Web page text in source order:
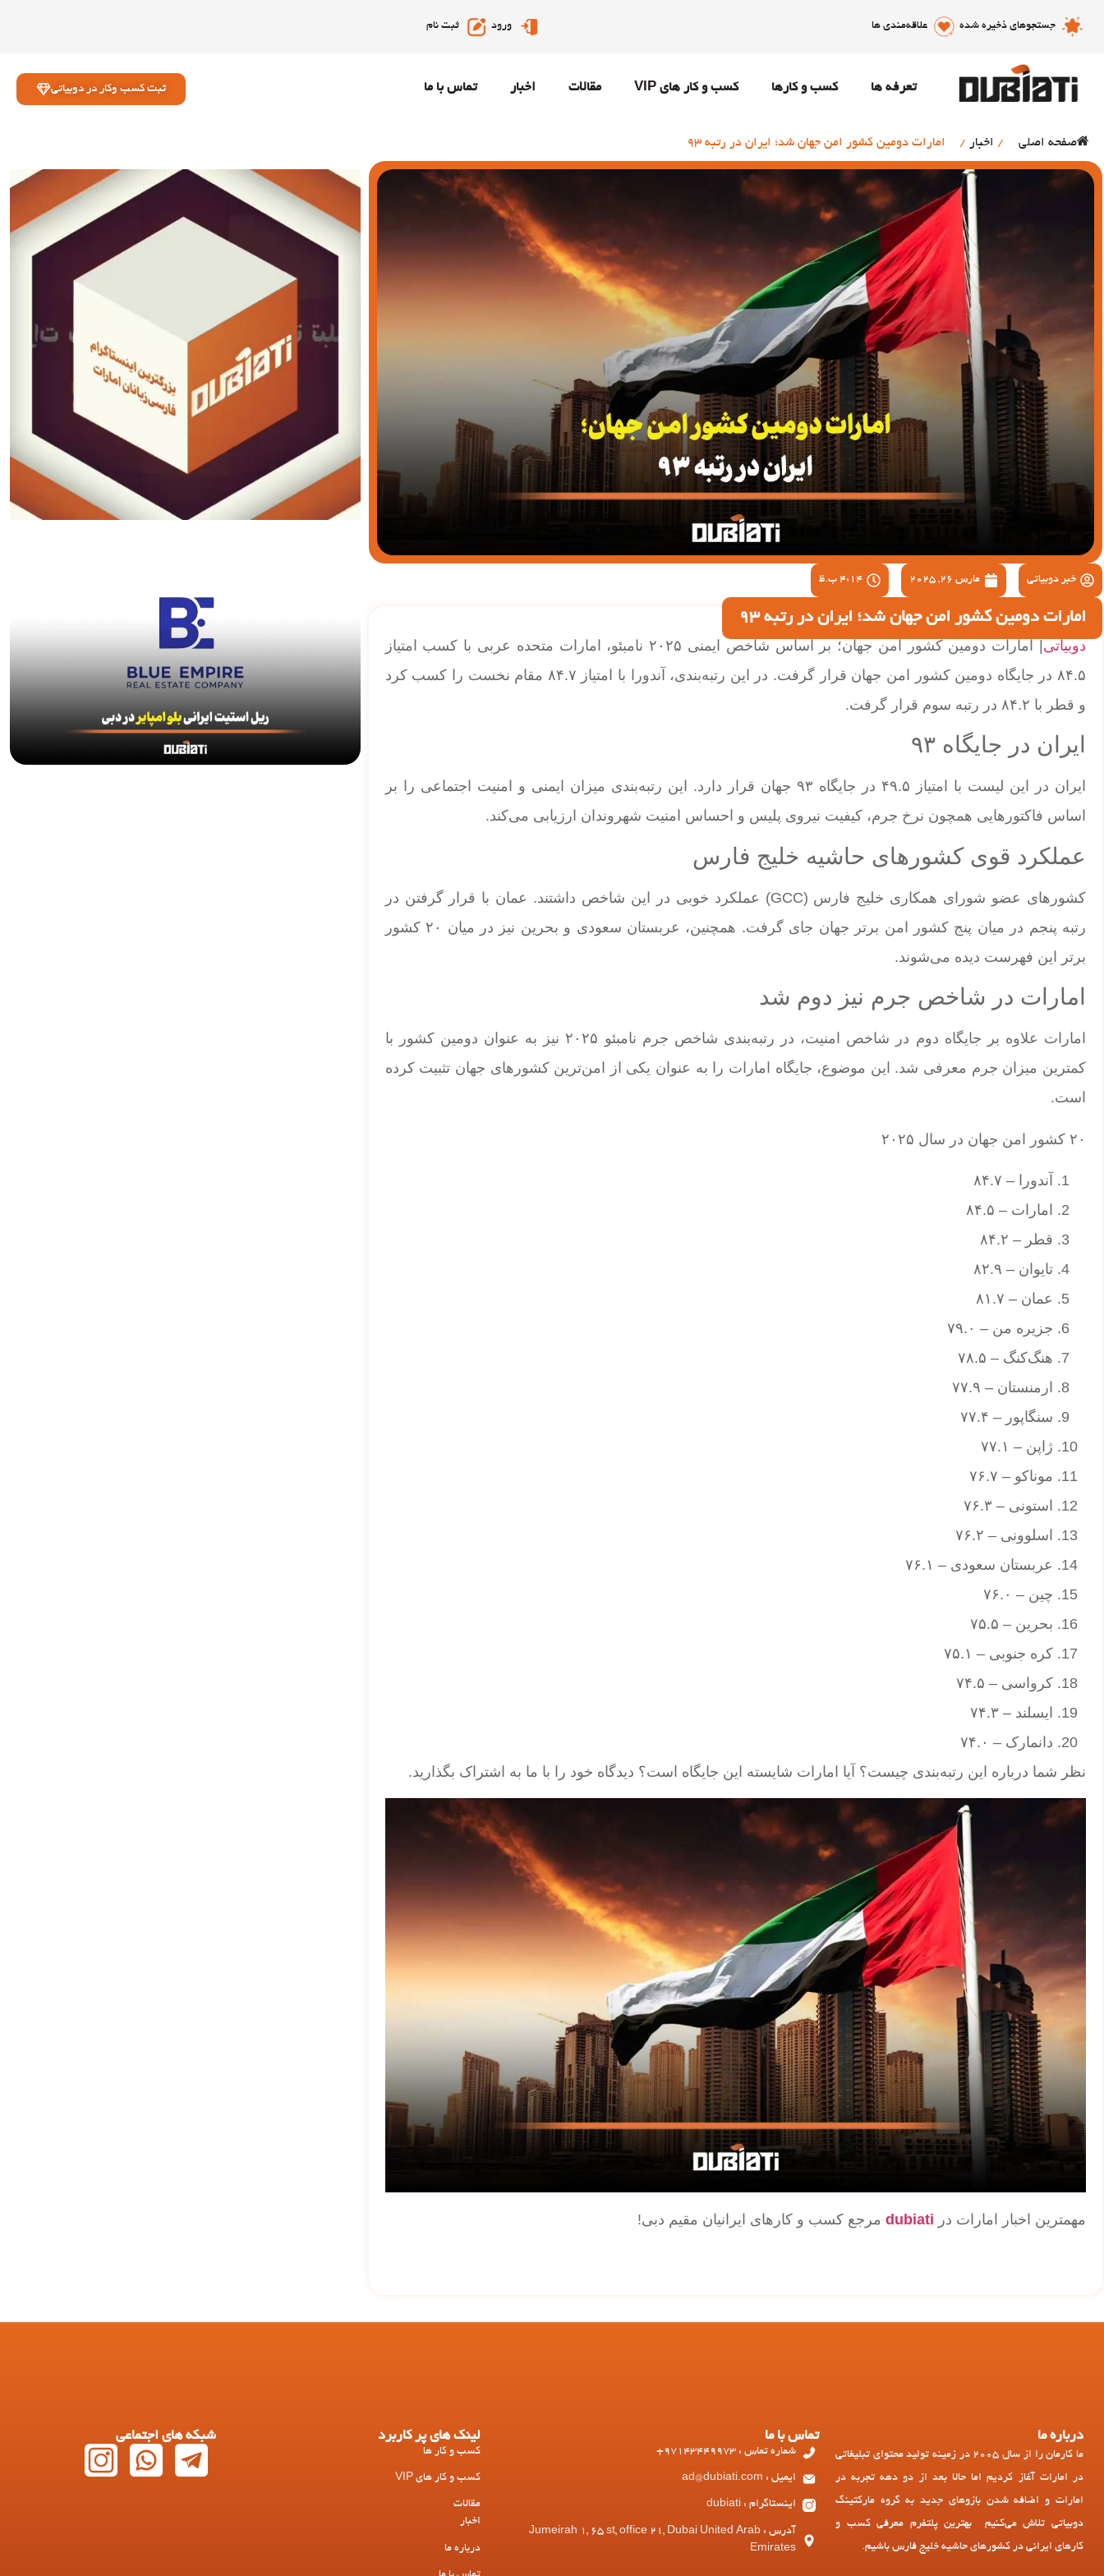
جستجوهای ذخیره شده علاقه‌مندی ها ورود ثبت نام
تعرفه ها کسب و کارها کسب و کار های VIP مقالات اخبار تماس با ما ثبت کسب وکار در دوبیاتی
صفحه اصلی / اخبار / امارات دومین کشور امن جهان شد؛ ایران در رتبه 93
خبر دوبیاتی مارس 26, 2025 4:14 ب.ظ
امارات دومین کشور امن جهان شد؛ ایران در رتبه 93
دوبیاتی
| امارات دومین کشور امن جهان؛ بر اساس شاخص ایمنی ۲۰۲۵ نامبئو، امارات متحده عربی با کسب امتیاز
۸۴.۵ در جایگاه دومین کشور امن جهان قرار گرفت. در این رتبه‌بندی، آندورا با امتیاز ۸۴.۷ مقام نخست را کسب کرد
و قطر با ۸۴.۲ در رتبه سوم قرار گرفت.
ایران در جایگاه ۹۳
ایران در این لیست با امتیاز ۴۹.۵ در جایگاه ۹۳ جهان قرار دارد. این رتبه‌بندی میزان ایمنی و امنیت اجتماعی را بر
اساس فاکتورهایی همچون نرخ جرم، کیفیت نیروی پلیس و احساس امنیت شهروندان ارزیابی می‌کند.
عملکرد قوی کشورهای حاشیه خلیج فارس
کشورهای عضو شورای همکاری خلیج فارس (GCC) عملکرد خوبی در این شاخص داشتند. عمان با قرار گرفتن در
رتبه پنجم در میان پنج کشور امن برتر جهان جای گرفت. همچنین، عربستان سعودی و بحرین نیز در میان ۲۰ کشور
برتر این فهرست دیده می‌شوند.
امارات در شاخص جرم نیز دوم شد
امارات علاوه بر جایگاه دوم در شاخص امنیت، در رتبه‌بندی شاخص جرم نامبئو ۲۰۲۵ نیز به عنوان دومین کشور با
کمترین میزان جرم معرفی شد. این موضوع، جایگاه امارات را به عنوان یکی از امن‌ترین کشورهای جهان تثبیت کرده
است.
۲۰ کشور امن جهان در سال ۲۰۲۵
آندورا – ۸۴.۷
امارات – ۸۴.۵
قطر – ۸۴.۲
تایوان – ۸۲.۹
عمان – ۸۱.۷
جزیره من – ۷۹.۰
هنگ‌کنگ – ۷۸.۵
ارمنستان – ۷۷.۹
سنگاپور – ۷۷.۴
ژاپن – ۷۷.۱
موناکو – ۷۶.۷
استونی – ۷۶.۳
اسلوونی – ۷۶.۲
عربستان سعودی – ۷۶.۱
چین – ۷۶.۰
بحرین – ۷۵.۵
کره جنوبی – ۷۵.۱
کرواسی – ۷۴.۵
ایسلند – ۷۴.۳
دانمارک – ۷۴.۰
نظر شما درباره این رتبه‌بندی چیست؟ آیا امارات شایسته این جایگاه است؟ دیدگاه خود را با ما به اشتراک بگذارید.
مهمترین اخبار امارات در dubiati مرجع کسب و کارهای ایرانیان مقیم دبی!
درباره ما
ما کارمان را از سال 2005 در زمینه تولید محتوای تبلیغاتی
در امارات آغاز کردیم اما حالا بعد از دو دهه تجربه در
امارات و اضافه شدن بازوهای جدید به گروه مارکتینگ
دوبیاتی تلاش می‌کنیم بهترین پلتفرم معرفی کسب و
کارهای ایرانی در کشورهای حاشیه خلیج فارس باشیم.
تماس با ما
شماره تماس : 97143449973+
ایمیل : ad@dubiati.com
اینستاگرام : dubiati
آدرس : Jumeirah 1, 65 st, office 21, Dubai United Arab
Emirates
لینک های پر کاربرد
کسب و کار ها
کسب و کار های VIP
مقالات
اخبار
درباره ما
شبکه های اجتماعی